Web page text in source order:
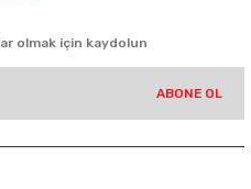
olmak için kaydolun
ABONE OL